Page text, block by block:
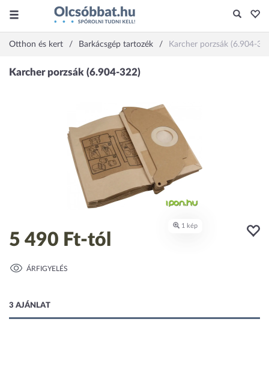
Otthon és kert Barkácsgép tartozék Karcher porzsák (6.904-
5 490 Ft-tól
ÁRFIGYELÉS
3 AJÁNLAT